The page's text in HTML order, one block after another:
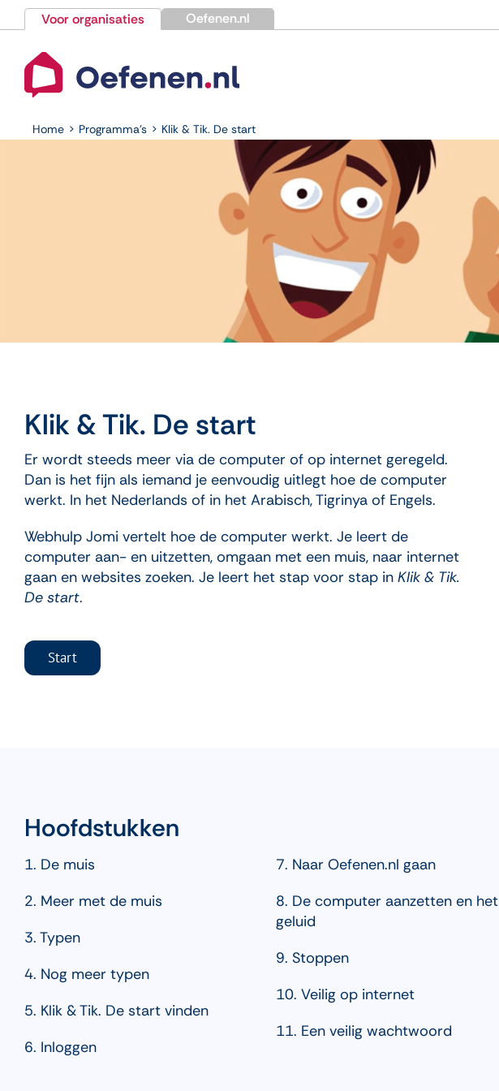
naar
inhoud
Voor organisaties Oefenen.nl
Home Programma’s Klik & Tik. De start
Klik & Tik. De start
Er wordt steeds meer via de computer of op internet geregeld.
Dan is het fijn als iemand je eenvoudig uitlegt hoe de computer
werkt. In het Nederlands of in het Arabisch, Tigrinya of Engels.
Webhulp Jomi vertelt hoe de computer werkt. Je leert de
computer aan- en uitzetten, omgaan met een muis, naar internet
gaan en websites zoeken. Je leert het stap voor stap in Klik & Tik.
De start.
Start
Hoofdstukken
1. De muis
2. Meer met de muis
3. Typen
4. Nog meer typen
5. Klik & Tik. De start vinden
6. Inloggen
7. Naar Oefenen.nl gaan
8. De computer aanzetten en het
geluid
9. Stoppen
10. Veilig op internet
11. Een veilig wachtwoord